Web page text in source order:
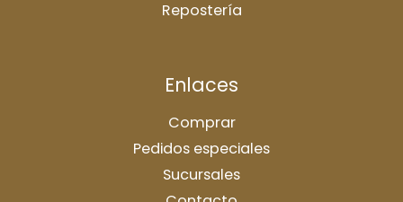
Repostería
Enlaces
Comprar
Pedidos especiales
Sucursales